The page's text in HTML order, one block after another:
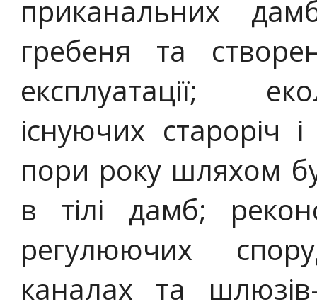
приканальних
гребеня та
експлуатації;
існуючих староріч
пори року шляхом
в тілі дамб;
регулюючих
каналах та шлюзів-